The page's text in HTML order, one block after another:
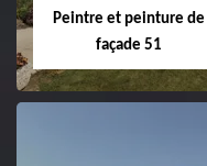
Peintre et peinture de
façade 51